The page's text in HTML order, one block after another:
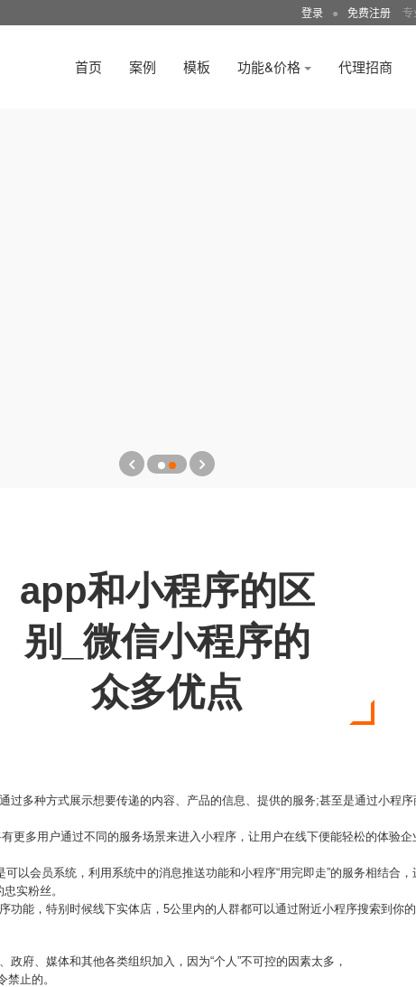
登录 ● 免费注册
首页 案例 模板 功能&价格 代理招商
app和小程序的区
别_微信小程序的
众多优点
过多种方式展示想要传递的内容、产品的信息、提供的服务;甚至是通过小程
有更多用户通过不同的服务场景来进入小程序，让用户在线下便能轻松的体验
以会员系统，利用系统中的消息推送功能和小程序“用完即走”的服务相结合
实粉丝。
功能，特别时候线下实体店，5公里内的人群都可以通过附近小程序搜索到你
府、媒体和其他各类组织加入，因为“个人”不可控的因素太多，
止的。